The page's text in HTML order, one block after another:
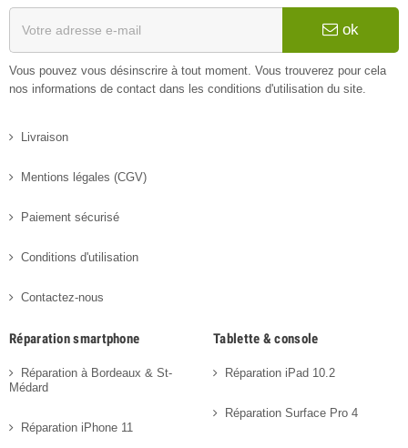
ok
Vous pouvez vous désinscrire à tout moment. Vous trouverez pour cela
nos informations de contact dans les conditions d'utilisation du site.
Livraison
Mentions légales (CGV)
Paiement sécurisé
Conditions d'utilisation
Contactez-nous
Réparation smartphone
Réparation à Bordeaux & St-
Médard
Réparation iPhone 11
Tablette & console
Réparation iPad 10.2
Réparation Surface Pro 4